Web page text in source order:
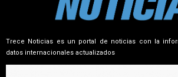
Trece Noticias es un portal de noticias con la
datos internacionales actualizados